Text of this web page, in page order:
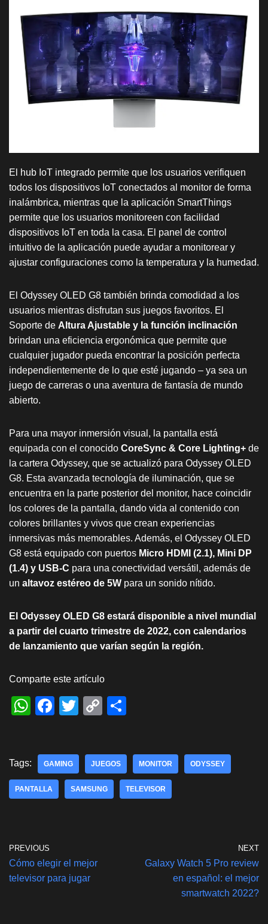
El hub IoT integrado permite que los usuarios verifiquen
todos los dispositivos IoT conectados al monitor de forma
inalámbrica, mientras que la aplicación SmartThings
permite que los usuarios monitoreen con facilidad
dispositivos IoT en toda la casa. El panel de control
intuitivo de la aplicación puede ayudar a monitorear y
ajustar configuraciones como la temperatura y la humedad.
El Odyssey OLED G8 también brinda comodidad a los
usuarios mientras disfrutan sus juegos favoritos. El
Soporte de Altura Ajustable y la función inclinación
brindan una eficiencia ergonómica que permite que
cualquier jugador pueda encontrar la posición perfecta
independientemente de lo que esté jugando – ya sea un
juego de carreras o una aventura de fantasía de mundo
abierto.
Para una mayor inmersión visual, la pantalla está
equipada con el conocido CoreSync & Core Lighting+ de
la cartera Odyssey, que se actualizó para Odyssey OLED
G8. Esta avanzada tecnología de iluminación, que se
encuentra en la parte posterior del monitor, hace coincidir
los colores de la pantalla, dando vida al contenido con
colores brillantes y vivos que crean experiencias
inmersivas más memorables. Además, el Odyssey OLED
G8 está equipado con puertos Micro HDMI (2.1), Mini DP
(1.4) y USB-C para una conectividad versátil, además de
un altavoz estéreo de 5W para un sonido nítido.
El Odyssey OLED G8 estará disponible a nivel mundial
a partir del cuarto trimestre de 2022, con calendarios
de lanzamiento que varían según la región.
Comparte este artículo
W
s
A
p
F
e
b
o
T
er
C
y
Li
n
e
Tags: GAMING JUEGOS MONITOR ODYSSEY
PANTALLA SAMSUNG TELEVISOR
PREVIOUS
Cómo elegir el mejor
televisor para jugar
NEXT
Galaxy Watch 5 Pro review
en español: el mejor
smartwatch 2022?